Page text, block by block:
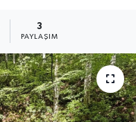
3
PAYLAŞIM